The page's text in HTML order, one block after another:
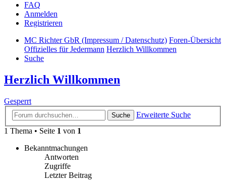
FAQ
Anmelden
Registrieren
MC Richter GbR (Impressum / Datenschutz) Foren-Übersicht
Offizielles für Jedermann Herzlich Willkommen
Suche
Herzlich Willkommen
Gesperrt
Suche
Erweiterte Suche
1 Thema • Seite 1 von 1
Bekanntmachungen
Antworten
Zugriffe
Letzter Beitrag